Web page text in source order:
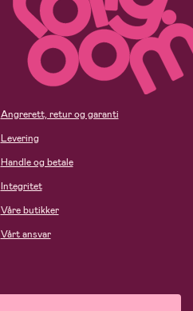
Angrerett, retur og garanti
Levering
Handle og betale
Integritet
Våre butikker
Vårt ansvar